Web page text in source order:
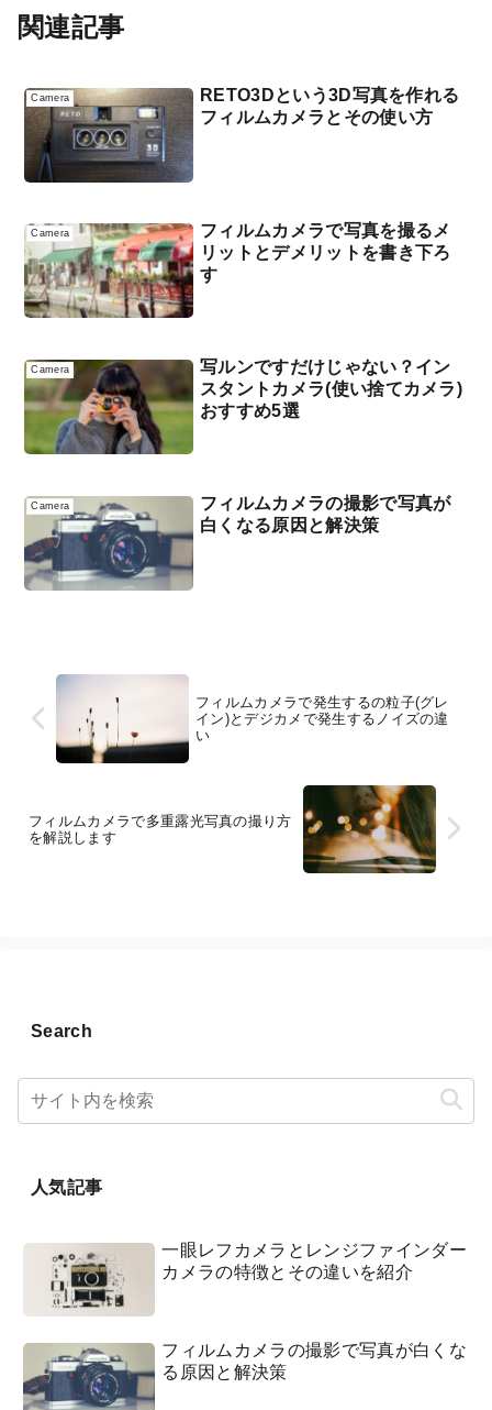
関連記事
Camera
RETO3Dという3D写真を作れる
フィルムカメラとその使い方
Camera
フィルムカメラで写真を撮るメ
リットとデメリットを書き下ろ
す
Camera
写ルンですだけじゃない？イン
スタントカメラ(使い捨てカメラ)
おすすめ5選
Camera
フィルムカメラの撮影で写真が
白くなる原因と解決策
フィルムカメラで発生するの粒子(グレ
イン)とデジカメで発生するノイズの違
い
フィルムカメラで多重露光写真の撮り方
を解説します
Search
人気記事
一眼レフカメラとレンジファインダー
カメラの特徴とその違いを紹介
フィルムカメラの撮影で写真が白くな
る原因と解決策